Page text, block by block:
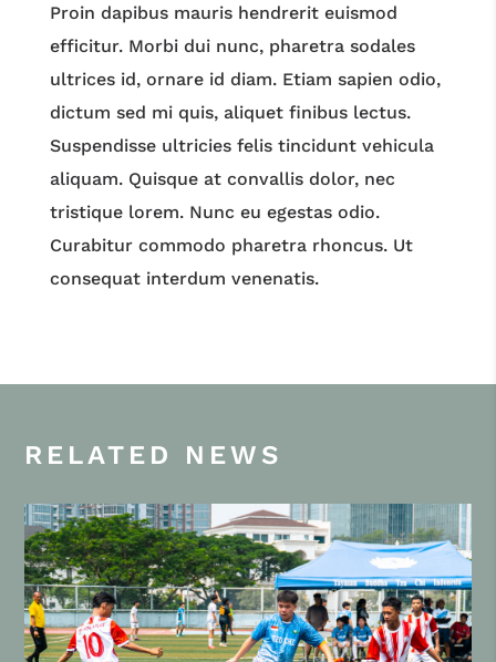
Proin dapibus mauris hendrerit euismod
efficitur. Morbi dui nunc, pharetra sodales
ultrices id, ornare id diam. Etiam sapien odio,
dictum sed mi quis, aliquet finibus lectus.
Suspendisse ultricies felis tincidunt vehicula
aliquam. Quisque at convallis dolor, nec
tristique lorem. Nunc eu egestas odio.
Curabitur commodo pharetra rhoncus. Ut
consequat interdum venenatis.
RELATED NEWS